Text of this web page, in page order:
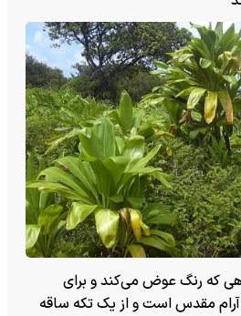
که رنگ عوض می‌کند و برای
آرام مقدس است و از یک تکه ساقه